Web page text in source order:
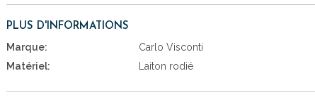
PLUS D'INFORMATIONS
Marque:
Carlo Visconti
Matériel:
Laiton rodié